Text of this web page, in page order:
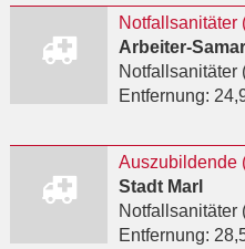
Arbeiter-
Notfallsanitäter
Entfernung:
Stadt Marl
Notfallsanitäter
Entfernung: